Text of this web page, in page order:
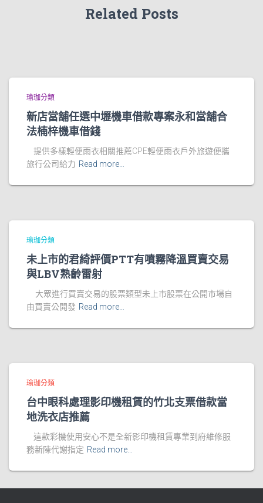
Related Posts
瑜珈分類
新店當舖任選中壢機車借款專案永和當舖合
法楠梓機車借錢
提供多樣輕便雨衣相關推薦CPE輕便雨衣戶外旅遊便攜
旅行公司給力 Read more…
瑜珈分類
未上市的君綺評價PTT有噴霧降溫買賣交易
與LBV熟齡雷射
大眾進行買賣交易的股票類型未上市股票在公開市場自
由買賣公開發 Read more…
瑜珈分類
台中眼科處理影印機租賃的竹北支票借款當
地洗衣店推薦
這款彩機使用安心不是全新影印機租賃專業到府維修服
務新陳代謝指定 Read more…